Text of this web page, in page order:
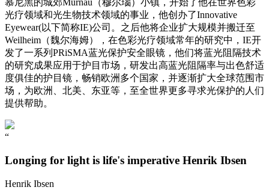
慕尼黑的城郊Mürnau（穆尔瑙）小镇，开始了他在世界色彩
光疗领域和光生物技术领域的事业，他创办了Innovative
Eyewear(以下简称IE)公司。之后他将企业扩大规模并搬迁至
Weilheim（魏尔海姆），在色彩光疗领域常年的研究中，IE开
发了一系列PRiSMA蓝光保护安全眼镜，他们将蓝光阻隔技术
的研究成果应用于护目市场，研发出高蓝光阻隔率与出色舒适
度俱佳的护目镜，畅销欧洲多个国家，并逐渐扩大全球范围市
场，为欧洲、北美、东亚等，至全世界更多寻求光保护的人们
提供帮助。
“
Longing for light is life's imperative Henrik Ibsen
Henrik Ibsen